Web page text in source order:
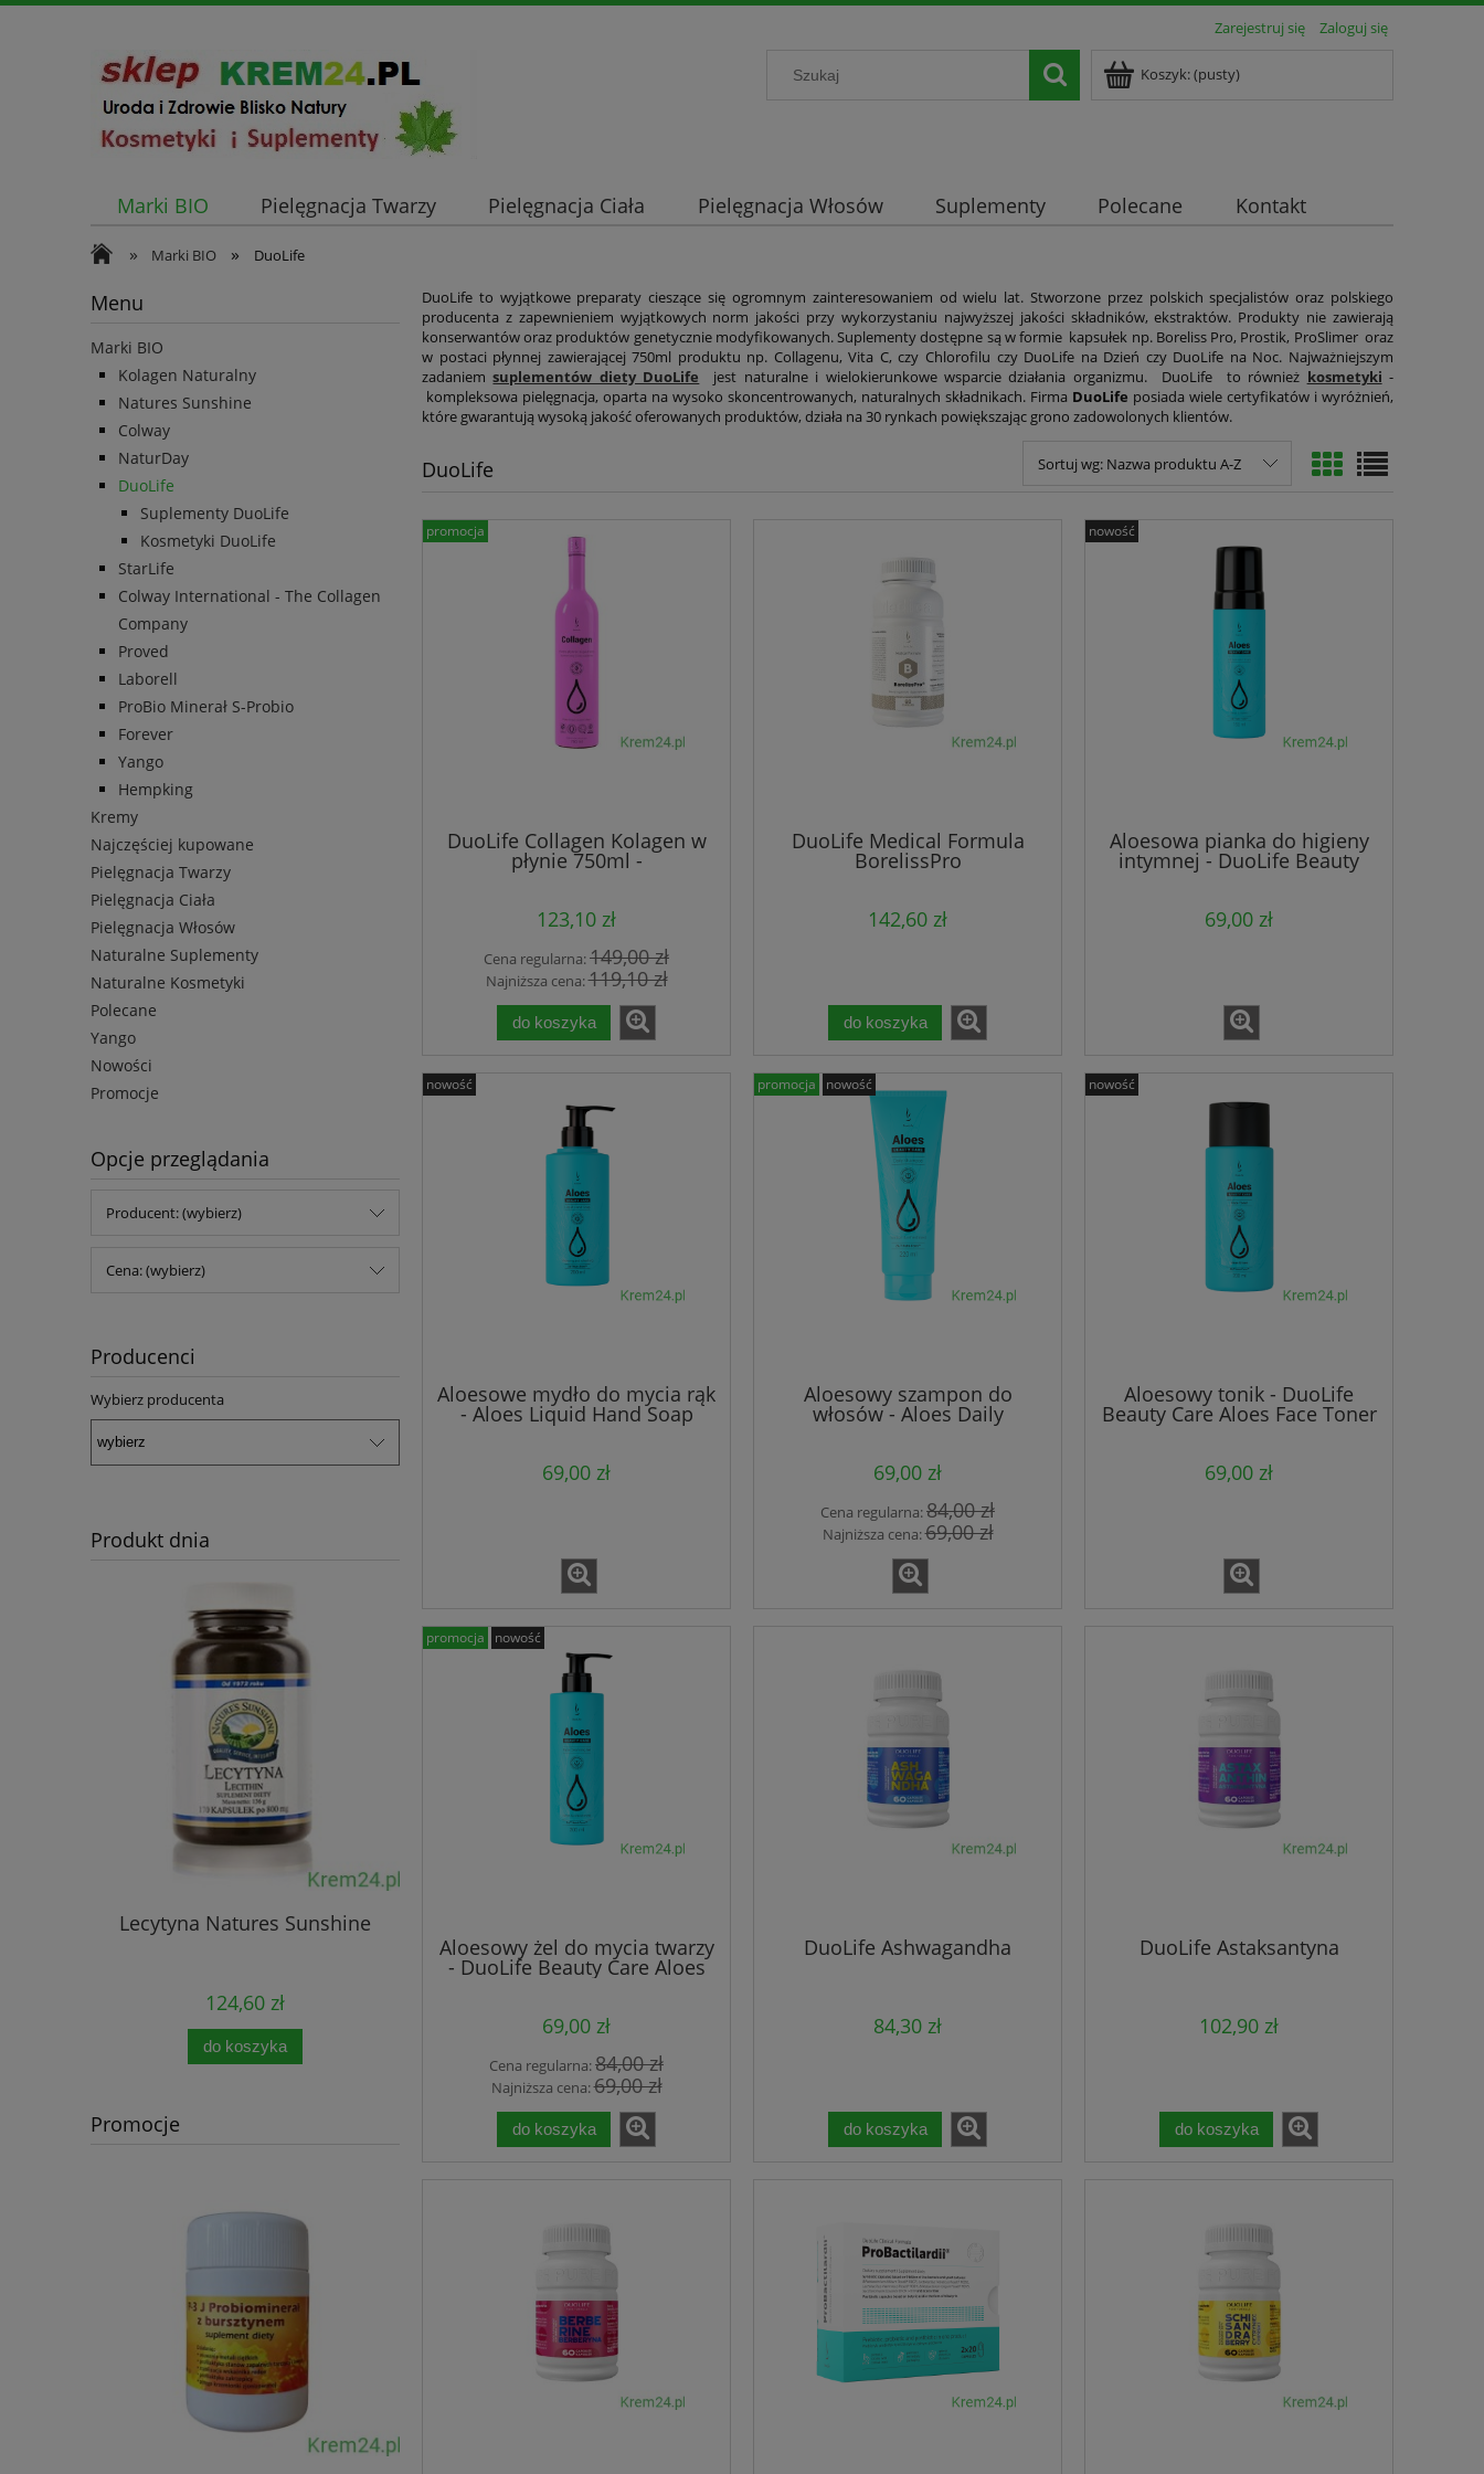
Zarejestruj się Zaloguj się
Koszyk:(pusty)
Marki BIO Pielęgnacja Twarzy Pielęgnacja Ciała Pielęgnacja Włosów Suplementy Polecane Kontakt
» Marki BIO » DuoLife
Menu
Marki BIO
Kolagen Naturalny
Natures Sunshine
Colway
NaturDay
DuoLife
Suplementy DuoLife
Kosmetyki DuoLife
StarLife
Colway International - The Collagen
Company
Proved
Laborell
ProBio Minerał S-Probio
Forever
Yango
Hempking
Kremy
Najczęściej kupowane
Pielęgnacja Twarzy
Pielęgnacja Ciała
Pielęgnacja Włosów
Naturalne Suplementy
Naturalne Kosmetyki
Polecane
Yango
Nowości
Promocje
Opcje przeglądania
Producent: (wybierz)
Cena: (wybierz)
Producenci
Wybierz producenta
Produkt dnia
Lecytyna Natures Sunshine
124,60 zł
do koszyka
Sunshine
Sunshine
Promocje
DuoLife to wyjątkowe preparaty cieszące się ogromnym zainteresowaniem od wielu lat. Stworzone przez polskich specjalistów oraz polskiego
producenta z zapewnieniem wyjątkowych norm jakości przy wykorzystaniu najwyższej jakości składników, ekstraktów. Produkty nie zawierają
konserwantów oraz produktów genetycznie modyfikowanych. Suplementy dostępne są w formie kapsułek np. Boreliss Pro, Prostik, ProSlimer oraz
w postaci płynnej zawierającej 750ml produktu np. Collagenu, Vita C, czy Chlorofilu czy DuoLife na Dzień czy DuoLife na Noc. Najważniejszym
zadaniemsuplementów diety DuoLife jest naturalne i wielokierunkowe wsparcie działania organizmu. DuoLife to również kosmetyki -
kompleksowa pielęgnacja, oparta na wysoko skoncentrowanych, naturalnych składnikach. Firma DuoLife posiada wiele certyfikatów i wyróżnień,
które gwarantują wysoką jakość oferowanych produktów, działa na 30 rynkach powiększając grono zadowolonych klientów.
DuoLife Sortuj wg: Nazwa produktu A-Z
DuoLife Collagen Kolagen w
płynie 750ml -
123,10 zł
Cena regularna:149,00 zł
Najniższa cena:119,10 zł
do koszyka
promocja
DuoLife Medical Formula
BorelissPro
142,60 zł
do koszyka
Aloesowa pianka do higieny
intymnej - DuoLife Beauty
Care Aloes Intimate Wash
69,00 zł
nowość
Aloesowe mydło do mycia rąk
- Aloes Liquid Hand Soap
DuoLife
69,00 zł
nowość
Aloesowy szampon do
włosów - Aloes Daily
69,00 zł
Cena regularna:84,00 zł
Najniższa cena:69,00 zł
promocja nowość
Aloesowy tonik - DuoLife
Beauty Care Aloes Face Toner
69,00 zł
nowość
Aloesowy żel do mycia twarzy
- DuoLife Beauty Care Aloes
Face Cleansing Gel
69,00 zł
Cena regularna:84,00 zł
Najniższa cena:69,00 zł
do koszyka
promocja nowość
DuoLife Ashwagandha
84,30 zł
do koszyka
DuoLife Astaksantyna
102,90 zł
do koszyka